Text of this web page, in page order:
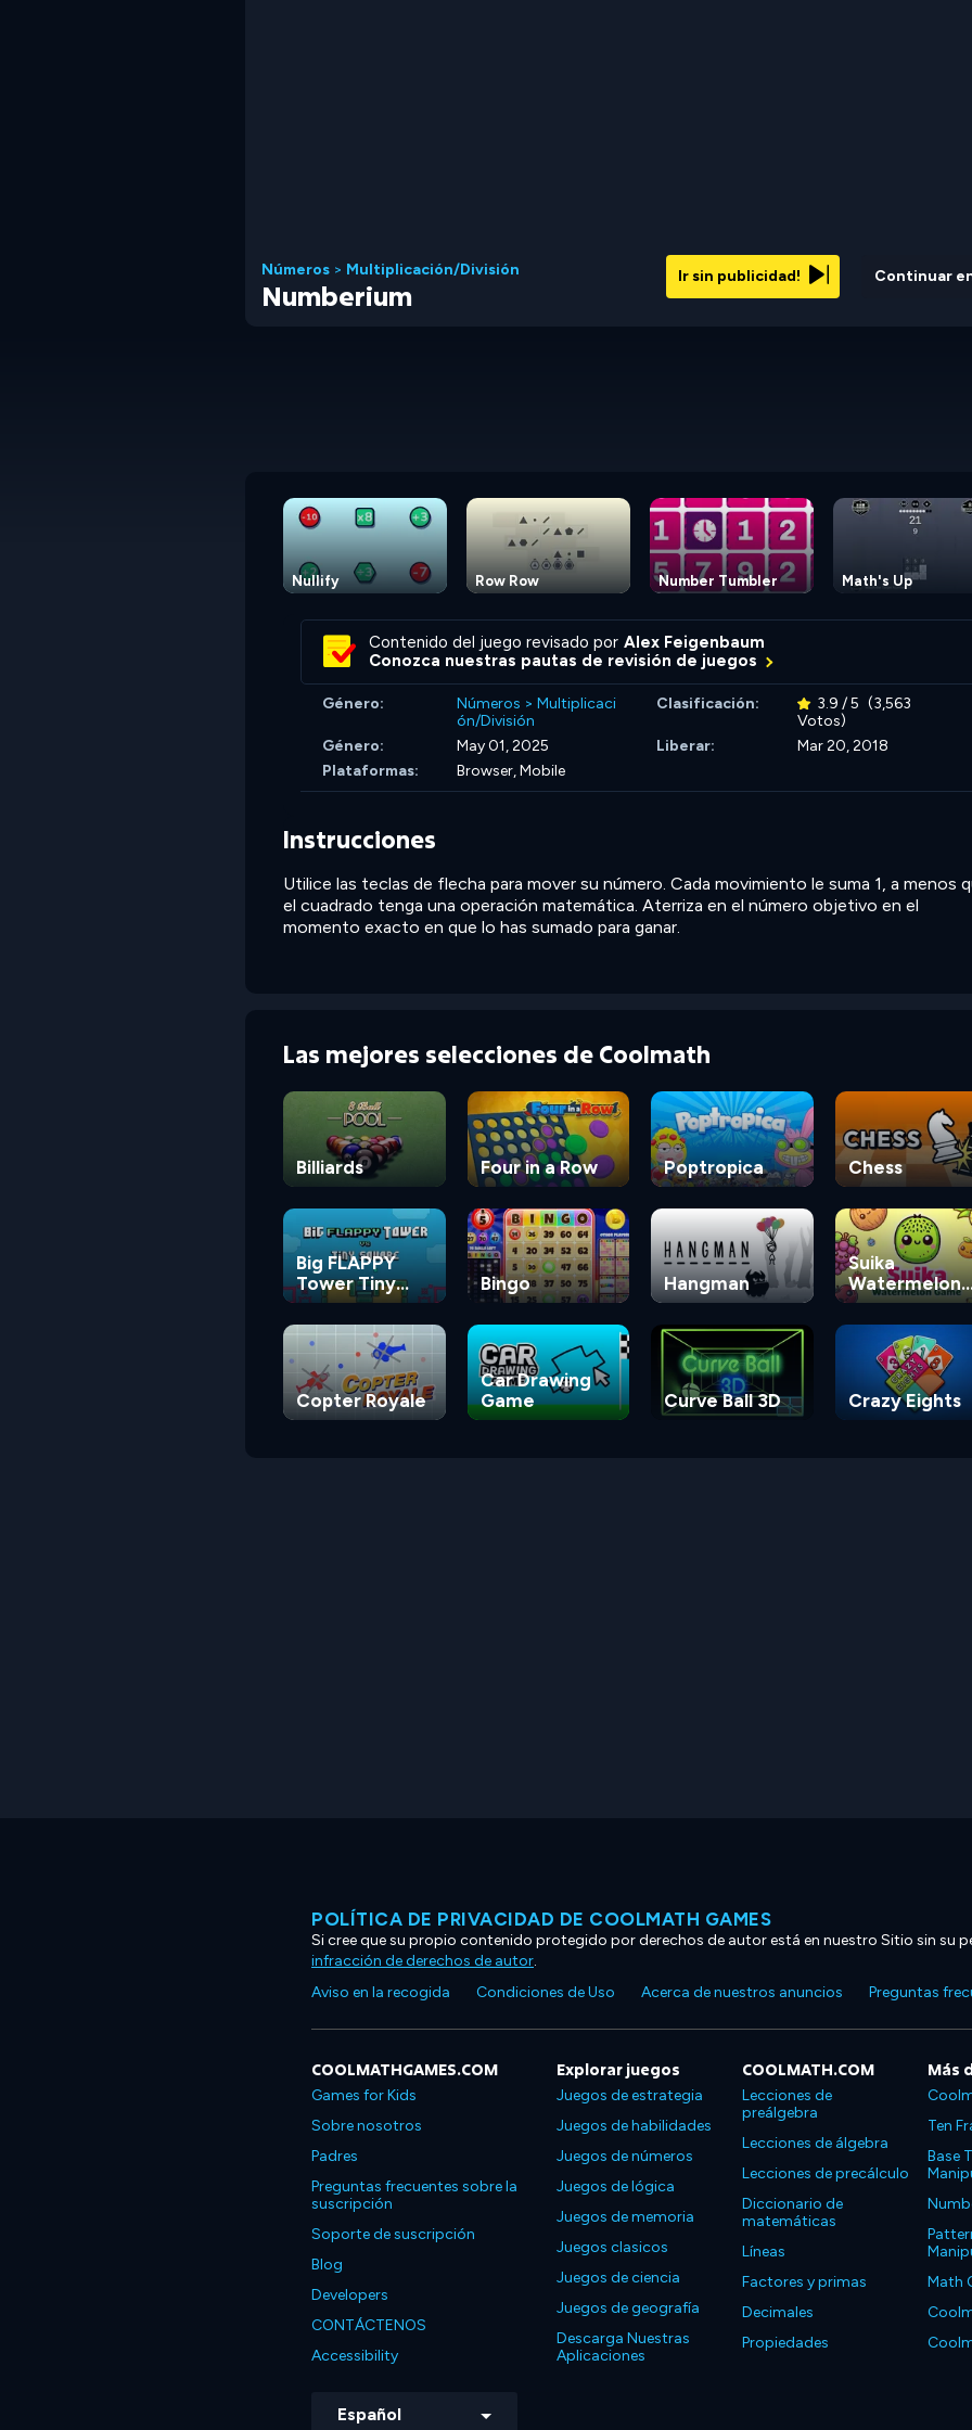
Continuar
Ir sin publicidad!
Números > Multiplicación/División
Numberium
Nullify Row Row Number Tumbler Math's Up
Contenido del juego revisado por Alex Feigenbaum
Conozca nuestras pautas de revisión de juegos
Género: Números > Multiplicaci
ón/División
Clasificación: 3.9 / 5 (3,563
Votos)
Género:
May 01, 2025 Liberar:
Mar 20, 2018
Plataformas:
Browser, Mobile
Instrucciones
Utilice las teclas de flecha para mover su número. Cada movimiento le suma 1, a menos
el cuadrado tenga una operación matemática. Aterriza en el número objetivo en el
momento exacto en que lo has sumado para ganar.
Las mejores selecciones de Coolmath
Billiards Four in a Row Poptropica Chess
Big FLAPPY
Tower Tiny
Square
Bingo Hangman
Suika
Watermelon
Game
Copter Royale
Car Drawing
Game
Curve Ball 3D Crazy Eights
POLÍTICA DE PRIVACIDAD DE COOLMATH GAMES
Si cree que su propio contenido protegido por derechos de autor está en nuestro Sitio sin su
infracción de derechos de autor.
Aviso en la recogida
Condiciones de Uso Acerca de nuestros anuncios Preguntas
COOLMATHGAMES.COM
Games for Kids
Sobre nosotros
Padres
Preguntas frecuentes sobre la
suscripción
Soporte de suscripción
Blog
Developers
CONTÁCTENOS
Accessibility
Explorar juegos
Juegos de estrategia
Juegos de habilidades
Juegos de números
Juegos de lógica
Juegos de memoria
Juegos clasicos
Juegos de ciencia
Juegos de geografía
Descarga Nuestras
Aplicaciones
COOLMATH.COM
Lecciones de
preálgebra
Lecciones de álgebra
Lecciones de precálculo
Diccionario de
matemáticas
Líneas
Factores y primas
Decimales
Propiedades
Más
Ten
Base
Math
Español